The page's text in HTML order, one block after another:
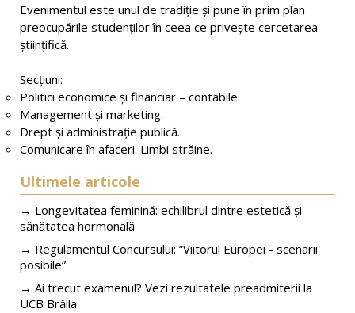
Evenimentul este unul de tradiţie şi pune în prim plan
preocupările studenţilor în ceea ce priveşte cercetarea
ştiinţifică.
Secțiuni:
Politici economice și financiar – contabile.
Management şi marketing.
Drept și administrație publică.
Comunicare în afaceri. Limbi străine.
Ultimele articole
→ Longevitatea feminină: echilibrul dintre estetică și
sănătatea hormonală
→ Regulamentul Concursului: ”Viitorul Europei - scenarii
posibile”
→ Ai trecut examenul? Vezi rezultatele preadmiterii la
UCB Brăila